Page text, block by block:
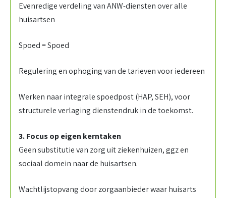
Evenredige verdeling van ANW-diensten over alle
huisartsen
Spoed = Spoed
Regulering en ophoging van de tarieven voor iedereen
Werken naar integrale spoedpost (HAP, SEH), voor
structurele verlaging dienstendruk in de toekomst.
3. Focus op eigen kerntaken
Geen substitutie van zorg uit ziekenhuizen, ggz en
sociaal domein naar de huisartsen.
Wachtlijstopvang door zorgaanbieder waar huisarts